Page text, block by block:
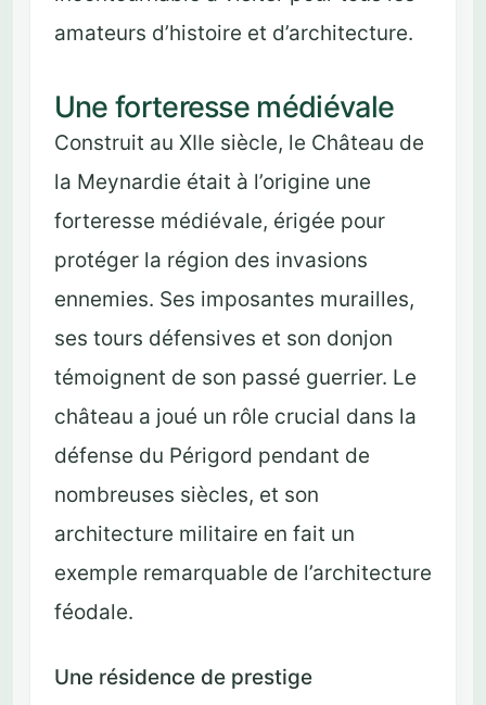
amateurs d’histoire et d’architecture.
Une forteresse médiévale
Construit au XIIe siècle, le Château de
la Meynardie était à l’origine une
forteresse médiévale, érigée pour
protéger la région des invasions
ennemies. Ses imposantes murailles,
ses tours défensives et son donjon
témoignent de son passé guerrier. Le
château a joué un rôle crucial dans la
défense du Périgord pendant de
nombreuses siècles, et son
architecture militaire en fait un
exemple remarquable de l’architecture
féodale.
Une résidence de prestige